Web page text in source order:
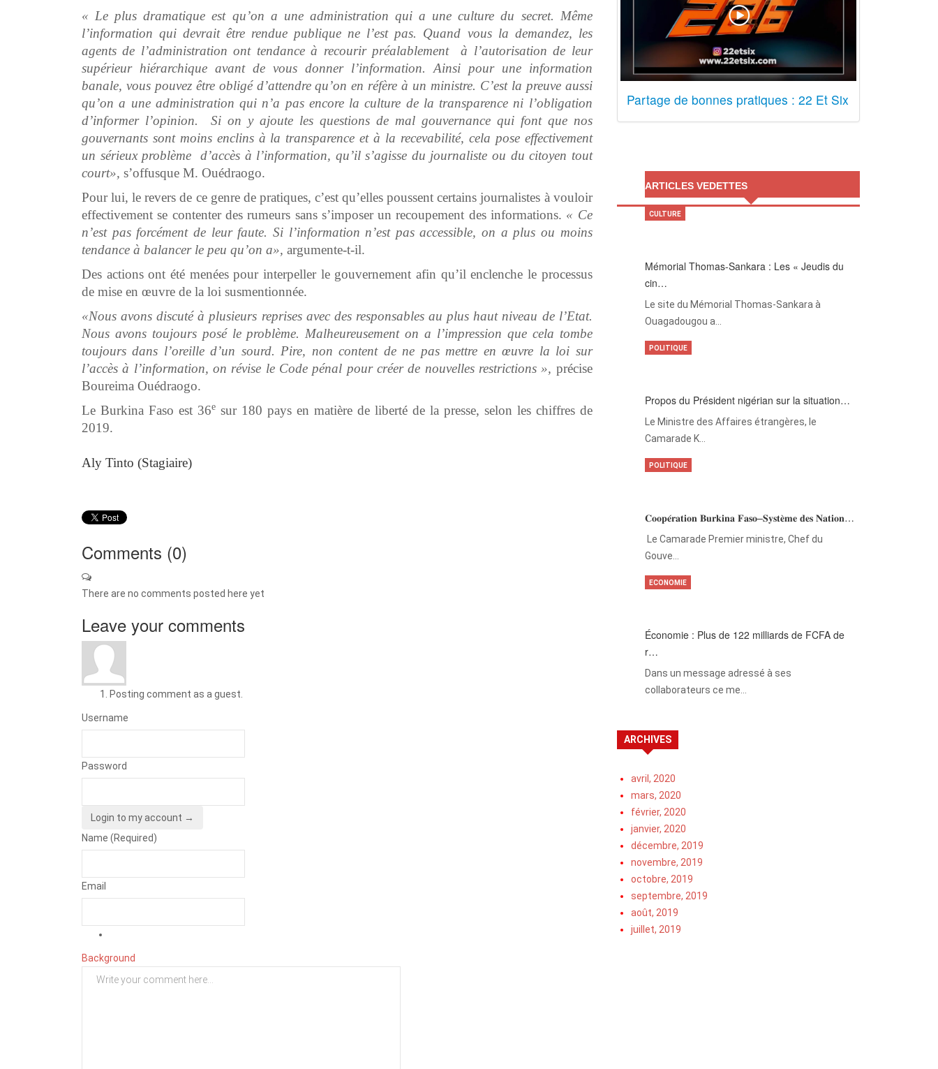
« Le plus dramatique est qu’on a une administration qui a une culture du secret. Même
l’information qui devrait être rendue publique ne l’est pas. Quand vous la demandez, les
agents de l’administration ont tendance à recourir préalablement à l’autorisation de leur
supérieur hiérarchique avant de vous donner l’information. Ainsi pour une information
banale, vous pouvez être obligé d’attendre qu’on en réfère à un ministre. C’est la preuve aussi
qu’on a une administration qui n’a pas encore la culture de la transparence ni l’obligation
d’informer l’opinion. Si on y ajoute les questions de mal gouvernance qui font que nos
gouvernants sont moins enclins à la transparence et à la recevabilité, cela pose effectivement
un sérieux problème d’accès à l’information, qu’il s’agisse du journaliste ou du citoyen tout
court», s’offusque M. Ouédraogo.
Pour lui, le revers de ce genre de pratiques, c’est qu’elles poussent certains journalistes à vouloir
effectivement se contenter des rumeurs sans s’imposer un recoupement des informations. « Ce
n’est pas forcément de leur faute. Si l’information n’est pas accessible, on a plus ou moins
tendance à balancer le peu qu’on a», argumente-t-il.
Des actions ont été menées pour interpeller le gouvernement afin qu’il enclenche le processus
de mise en œuvre de la loi susmentionnée.
«Nous avons discuté à plusieurs reprises avec des responsables au plus haut niveau de l’Etat.
Nous avons toujours posé le problème. Malheureusement on a l’impression que cela tombe
toujours dans l’oreille d’un sourd. Pire, non content de ne pas mettre en œuvre la loi sur
l’accès à l’information, on révise le Code pénal pour créer de nouvelles restrictions », précise
Boureima Ouédraogo.
Le Burkina Faso est 36esur 180 pays en matière de liberté de la presse, selon les chiffres de
2019.
Aly Tinto (Stagiaire)
Comments (0)
There are no comments posted here yet
Leave your comments
Posting comment as a guest.
Username
Password
Login to my account →
Name (Required)
Email
Background
Partage de bonnes pratiques : 22 Et Six
ARTICLES VEDETTES
Mémorial Thomas-Sankara : Les « Jeudis du
cin…
Le site du Mémorial Thomas-Sankara à
Ouagadougou a…
CULTURE
Propos du Président nigérian sur la situation…
Le Ministre des Affaires étrangères, le
Camarade K…
POLITIQUE
𝐂𝐨𝐨𝐩𝐞́𝐫𝐚𝐭𝐢𝐨𝐧 𝐁𝐮𝐫𝐤𝐢𝐧𝐚 𝐅𝐚𝐬𝐨–𝐒𝐲𝐬𝐭𝐞̀𝐦𝐞 𝐝𝐞𝐬 𝐍𝐚𝐭𝐢𝐨𝐧…
‎Le Camarade Premier ministre, Chef du
Gouve…
POLITIQUE
Économie : Plus de 122 milliards de FCFA de
r…
Dans un message adressé à ses
collaborateurs ce me…
ECONOMIE
ARCHIVES
avril, 2020
mars, 2020
février, 2020
janvier, 2020
décembre, 2019
novembre, 2019
octobre, 2019
septembre, 2019
août, 2019
juillet, 2019